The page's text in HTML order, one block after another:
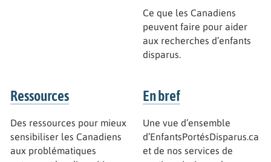
Ce que les Canadiens
peuvent faire pour aider
aux recherches d’enfants
disparus.
Ressources
Des ressources pour mieux
sensibiliser les Canadiens
aux problématiques
En bref
Une vue d’ensemble
d’EnfantsPortésDisparus.ca
et de nos services de